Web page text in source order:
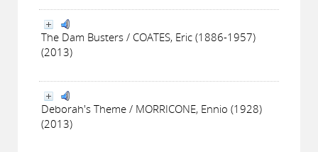
The Dam Busters / COATES, Eric (1886-1957)
(2013)
Deborah's Theme / MORRICONE, Ennio (1928)
(2013)